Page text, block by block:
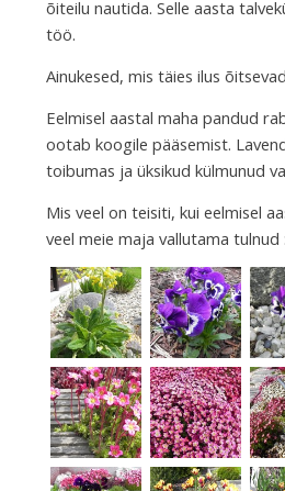
õiteilu nautida. Selle aasta
töö.
Ainukesed, mis täies ilus
Eelmisel aastal maha pandud
ootab koogile pääsemist.
toibumas ja üksikud külmunud
Mis veel on teisiti, kui eelmisel
veel meie maja vallutama tulnud